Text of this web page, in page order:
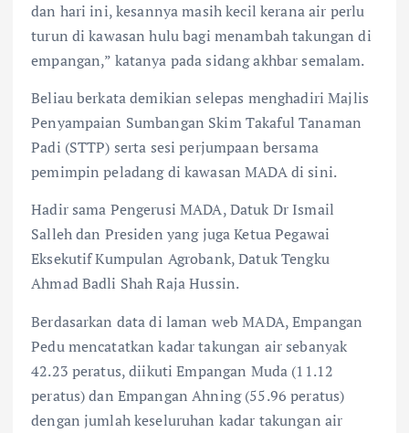
dan hari ini, kesannya masih kecil kerana air perlu
turun di kawasan hulu bagi menambah takungan di
empangan,” katanya pada sidang akhbar semalam.
Beliau berkata demikian selepas menghadiri Majlis
Penyampaian Sumbangan Skim Takaful Tanaman
Padi (STTP) serta sesi perjumpaan bersama
pemimpin peladang di kawasan MADA di sini.
Hadir sama Pengerusi MADA, Datuk Dr Ismail
Salleh dan Presiden yang juga Ketua Pegawai
Eksekutif Kumpulan Agrobank, Datuk Tengku
Ahmad Badli Shah Raja Hussin.
Berdasarkan data di laman web MADA, Empangan
Pedu mencatatkan kadar takungan air sebanyak
42.23 peratus, diikuti Empangan Muda (11.12
peratus) dan Empangan Ahning (55.96 peratus)
dengan jumlah keseluruhan kadar takungan air